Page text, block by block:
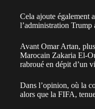
Cela ajoute également
l’administration Trump
Avant Omar Artan,
Marocain Zakaria El-
rabroué en dépit d’un
Dans l’opinion, où la
alors que la FIFA,